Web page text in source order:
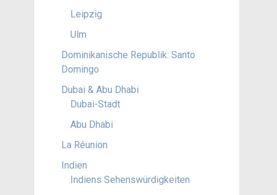
Leipzig
Ulm
Dominikanische Republik: Santo
Domingo
Dubai & Abu Dhabi
Dubai-Stadt
Abu Dhabi
La Réunion
Indien
Indiens Sehenswürdigkeiten